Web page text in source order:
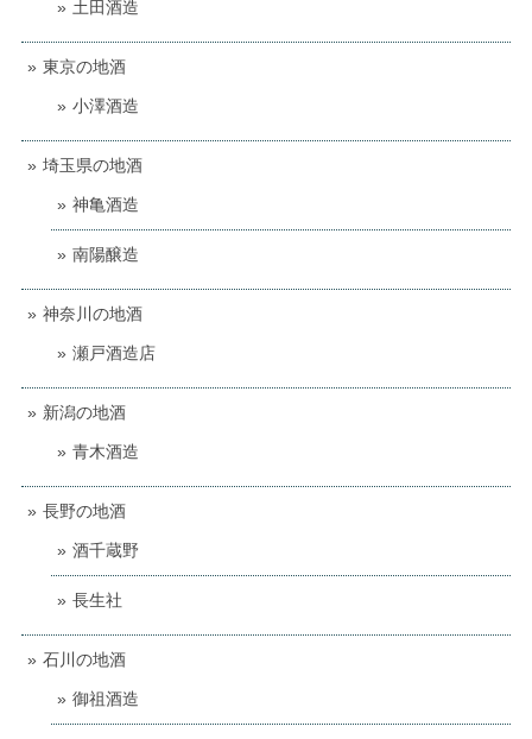
土田酒造
東京の地酒
小澤酒造
埼玉県の地酒
神亀酒造
南陽醸造
神奈川の地酒
瀬戸酒造店
新潟の地酒
青木酒造
長野の地酒
酒千蔵野
長生社
石川の地酒
御祖酒造